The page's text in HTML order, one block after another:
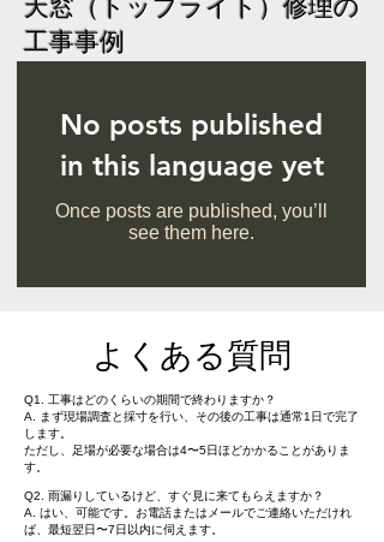
天窓（トップライト）修理の
工事事例
No posts published
in this language yet
Once posts are published, you’ll
see them here.
よくある質問
Q1. 工事はどのくらいの期間で終わりますか？
A. まず現場調査と採寸を行い、その後の工事は通常1日で完了
します。
ただし、足場が必要な場合は4〜5日ほどかかることがありま
す。
Q2. 雨漏りしているけど、すぐ見に来てもらえますか？
A. はい、可能です。お電話またはメールでご連絡いただけれ
ば、最短翌日〜7日以内に伺えます。